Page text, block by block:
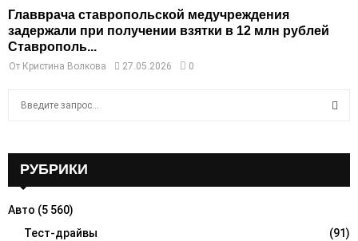
Главврача ставропольской медучреждения
задержали при получении взятки в 12 млн рублей
Ставрополь...
От Кристина Волкова 27.05.2026 0
o
R
РУБРИКИ
Авто (5 560)
Тест-драйвы
(91)